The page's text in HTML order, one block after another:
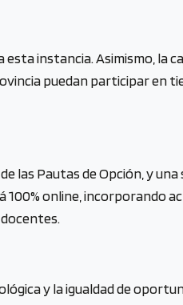
instancia. Asimismo, la
puedan participar en
las Pautas de Opción, y
online, incorporando
y la igualdad de